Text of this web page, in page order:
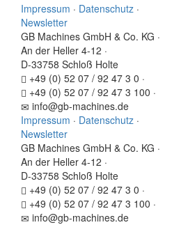
Impressum · Datenschutz ·
Newsletter
GB Machines GmbH & Co. KG ·
An der Heller 4-12 ·
D-33758 Schloß Holte
+49 (0) 52 07 / 92 47 3 0 ·
+49 (0) 52 07 / 92 47 3 100 ·
info@gb-machines.de
Impressum · Datenschutz ·
Newsletter
GB Machines GmbH & Co. KG ·
An der Heller 4-12 ·
D-33758 Schloß Holte
+49 (0) 52 07 / 92 47 3 0 ·
+49 (0) 52 07 / 92 47 3 100 ·
info@gb-machines.de